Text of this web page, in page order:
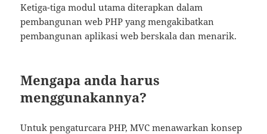
Ketiga-tiga modul utama diterapkan dalam
pembangunan web PHP yang mengakibatkan
pembangunan aplikasi web berskala dan menarik.
Mengapa anda harus
menggunakannya?
Untuk pengaturcara PHP, MVC menawarkan konsep